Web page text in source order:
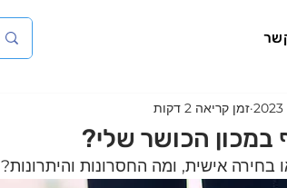
הכושר שלי?
זמן קריאה 2 דקות
בחירה אישית, ומה החסרונות והיתרונות?